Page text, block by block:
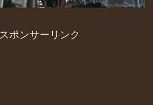
スポンサーリンク